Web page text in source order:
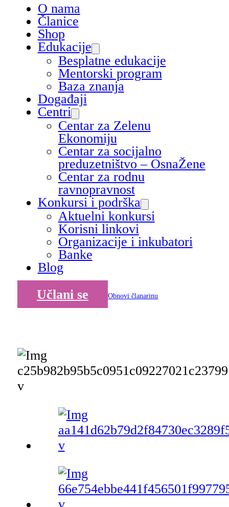
O nama
Članice
Shop
Edukacije
Besplatne edukacije
Mentorski program
Baza znanja
Događaji
Centri
Centar za Zelenu
Ekonomiju
Centar za socijalno
preduzetništvo – OsnaŽene
Centar za rodnu
ravnopravnost
Konkursi i podrška
Aktuelni konkursi
Korisni linkovi
Organizacije i inkubatori
Banke
Blog
Učlani se
Obnovi članarinu